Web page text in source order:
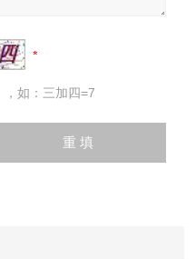
如：三加四=7